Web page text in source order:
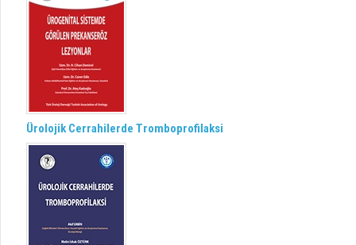
Ürolojik Cerrahilerde Tromboprofilaksi